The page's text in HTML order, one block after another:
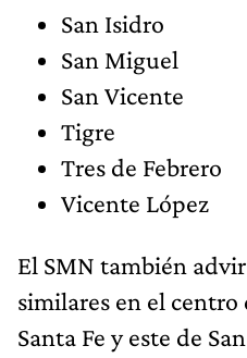
San Isidro
San Miguel
San Vicente
Tigre
Tres de Febrero
Vicente López
El SMN también
similares en el centro
Santa Fe y este de